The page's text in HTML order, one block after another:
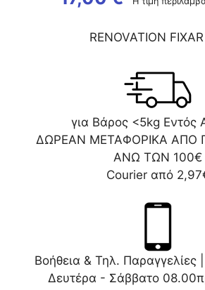
RENOVATION
για Βάρος <5kg Εντός
ΔΩΡΕΑΝ ΜΕΤΑΦΟΡΙΚΑ ΑΠΟ
ΑΝΩ ΤΩΝ 100€
Courier από
Βοήθεια & Τηλ. Παραγγελίες |
Δευτέρα - Σάββατο